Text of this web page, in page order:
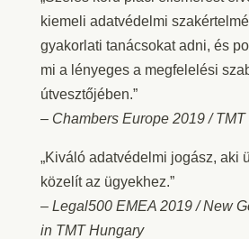
kiemeli adatvédelmi
gyakorlati tanácsokat adni, és
mi a lényeges a megfelelési
útvesztőjében.”
– Chambers Europe 2019 /
„Kiváló adatvédelmi jogász, aki
közelít az ügyekhez.”
– Legal500 EMEA 2019 / New
in TMT Hungary